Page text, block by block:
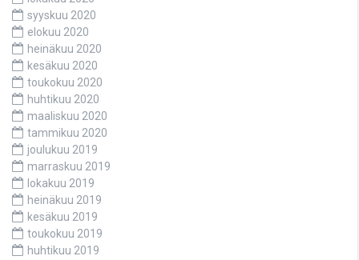
syyskuu 2020
elokuu 2020
heinäkuu 2020
kesäkuu 2020
toukokuu 2020
huhtikuu 2020
maaliskuu 2020
tammikuu 2020
joulukuu 2019
marraskuu 2019
lokakuu 2019
heinäkuu 2019
kesäkuu 2019
toukokuu 2019
huhtikuu 2019